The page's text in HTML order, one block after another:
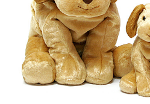
페이코 라이